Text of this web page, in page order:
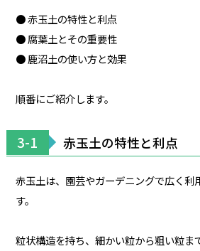
● 赤玉土の特性と利点
● 腐葉土とその重要性
● 鹿沼土の使い方と効果
順番にご紹介します。
3-1 赤玉土の特性と利点
赤玉土は、園芸やガーデニングで広く利
す。
粒状構造を持ち、細かい粒から粗い粒ま